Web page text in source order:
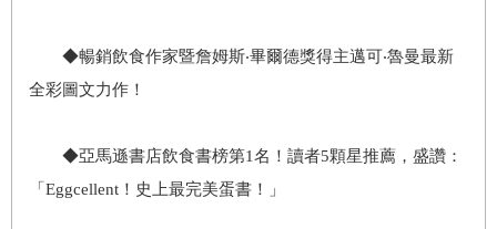
◆暢銷飲食作家暨詹姆斯‧畢爾德獎得主邁可‧魯曼最新
全彩圖文力作！
◆亞馬遜書店飲食書榜第1名！讀者5顆星推薦，盛讚：
「Eggcellent！史上最完美蛋書！」